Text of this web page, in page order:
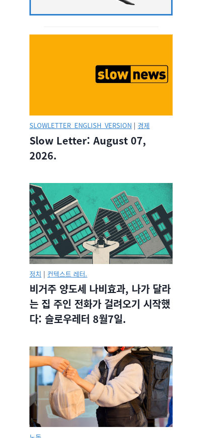
SLOWLETTER_ENGLISH_VERSION | 경제
Slow Letter: August 07,
2026.
정치 | 컨텍스트 레터.
비거주 양도세 나비효과, 나가 달라
는 집 주인 전화가 걸려오기 시작했
다: 슬로우레터 8월7일.